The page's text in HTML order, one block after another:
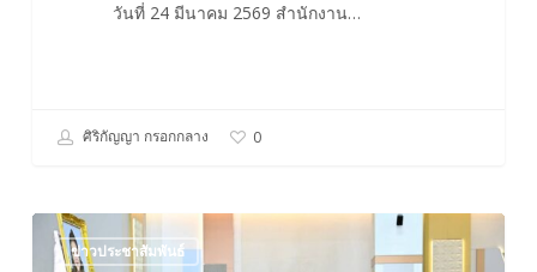
วันที่ 24 มีนาคม 2569 สำนักงาน…
ศิริกัญญา กรอกกลาง 0
ข่าวประชาสัมพันธ์
ประกาศ